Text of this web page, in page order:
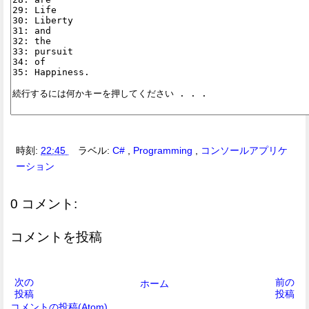
時刻: 22:45 ラベル:C# , Programming , コンソールアプリケ
ーション
0 コメント:
コメントを投稿
次の
投稿
前の
投稿
ホーム